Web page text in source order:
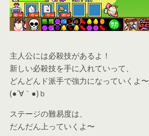
主人公には必殺技があるよ！
新しい必殺技を手に入れていって、
どんどんド派手で強力になっていくよ〜
(●´∀｀●)ｂ
ステージの難易度は、
だんだん上っていくよ〜